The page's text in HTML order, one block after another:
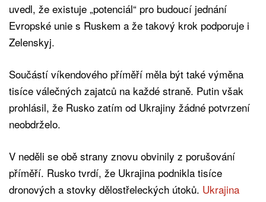
uvedl, že existuje „potenciál“ pro budoucí jednání
Evropské unie s Ruskem a že takový krok podporuje i
Zelenskyj.
Součástí víkendového příměří měla být také výměna
tisíce válečných zajatců na každé straně. Putin však
prohlásil, že Rusko zatím od Ukrajiny žádné potvrzení
neobdrželo.
V neděli se obě strany znovu obvinily z porušování
příměří. Rusko tvrdí, že Ukrajina podnikla tisíce
dronových a stovky dělostřeleckých útoků. Ukrajina